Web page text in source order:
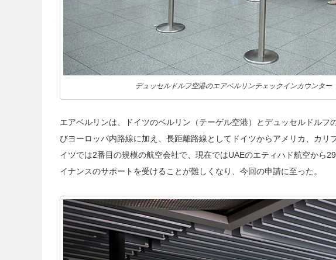
デュッセルドルフ空港のエアベルリンチェックインカウンター
エアベルリンは、ドイツのベルリン（テーゲル空港）とデュッセルドルフ
びヨーロッパ内路線に加え、長距離路線としてドイツからアメリカ、カリ
イツでは2番目の規模の航空会社で、現在ではUAEのエティハド航空から
イナンスのサポートを受けることが難しくなり、今回の申請に至った。